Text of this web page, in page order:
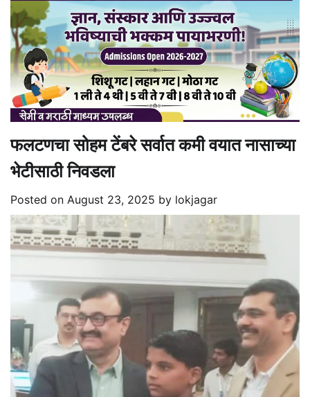
फलटणचा सोहम टेंबरे सर्वात कमी वयात नासाच्या
भेटीसाठी निवडला
Posted on August 23, 2025 by lokjagar